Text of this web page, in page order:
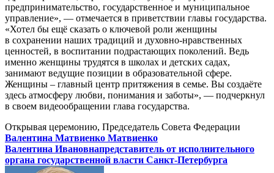
предпринимательство, государственное и муниципальное
управление», — отмечается в приветствии главы государства.
«Хотел бы ещё сказать о ключевой роли женщины
в сохранении наших традиций и духовно-нравственных
ценностей, в воспитании подрастающих поколений. Ведь
именно женщины трудятся в школах и детских садах,
занимают ведущие позиции в образовательной сфере.
Женщины – главный центр притяжения в семье. Вы создаёте
здесь атмосферу любви, понимания и заботы», — подчеркнул
в своем видеообращении глава государства.
Открывая церемонию, Председатель Совета Федерации
Валентина Матвиенко Матвиенко
Валентина Ивановнапредставитель от исполнительного
органа государственной власти Санкт-Петербурга